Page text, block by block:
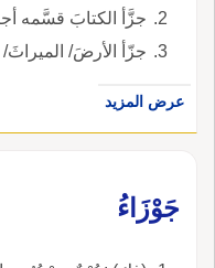
جزَّأ الكتابَ قسَّمه
جزّأ الأرضَ/
عرض المزيد
جَوْزَاءُ